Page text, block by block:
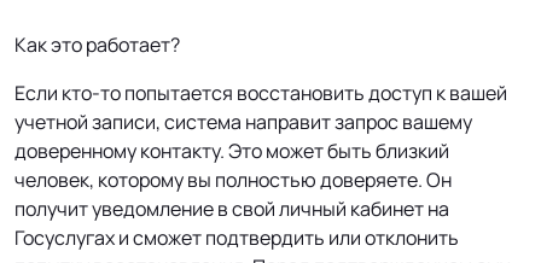
Как это работает?
Если кто-то попытается восстановить доступ к вашей
учетной записи, система направит запрос вашему
доверенному контакту. Это может быть близкий
человек, которому вы полностью доверяете. Он
получит уведомление в свой личный кабинет на
Госуслугах и сможет подтвердить или отклонить